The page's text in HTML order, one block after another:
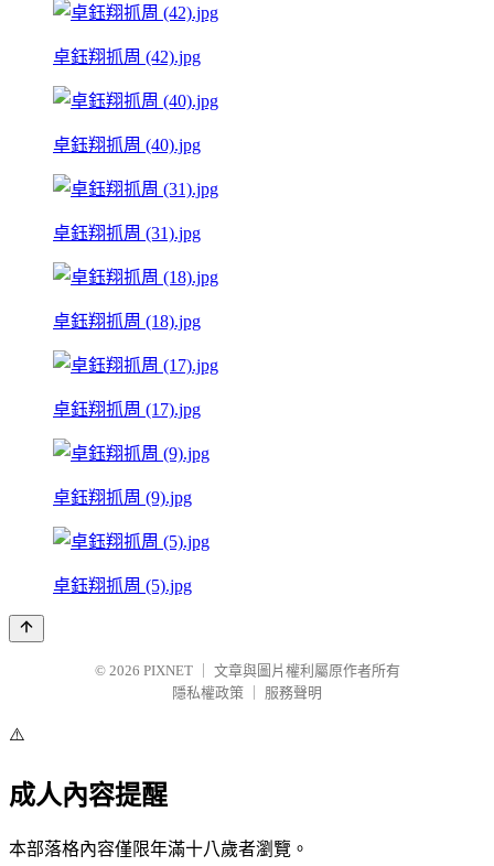
卓鈺翔抓周 (42).jpg
卓鈺翔抓周 (40).jpg
卓鈺翔抓周 (31).jpg
卓鈺翔抓周 (18).jpg
卓鈺翔抓周 (17).jpg
卓鈺翔抓周 (9).jpg
卓鈺翔抓周 (5).jpg
© 2026 PIXNET
文章與圖片權利屬原作者所有
隱私權政策
服務聲明
⚠️
成人內容提醒
本部落格內容僅限年滿十八歲者瀏覽。